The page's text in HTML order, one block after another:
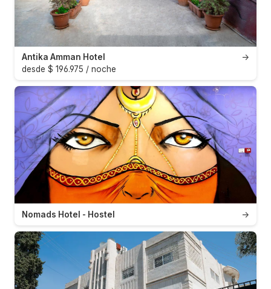
→
Antika Amman Hotel
desde $ 196.975 / noche
→
Nomads Hotel - Hostel